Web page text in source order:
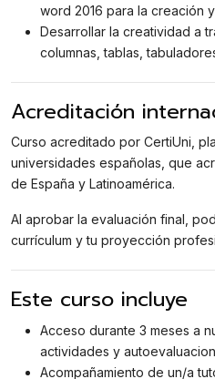
word 2016 para la creación
Desarrollar la creatividad a
columnas, tablas,
Acreditación
Curso acreditado por CertiUni,
universidades españolas, que
de España y Latinoamérica.
Al aprobar la evaluación final,
currículum y tu proyección
Este curso incluye
Acceso durante 3 meses a
actividades y
Acompañamiento de un/a